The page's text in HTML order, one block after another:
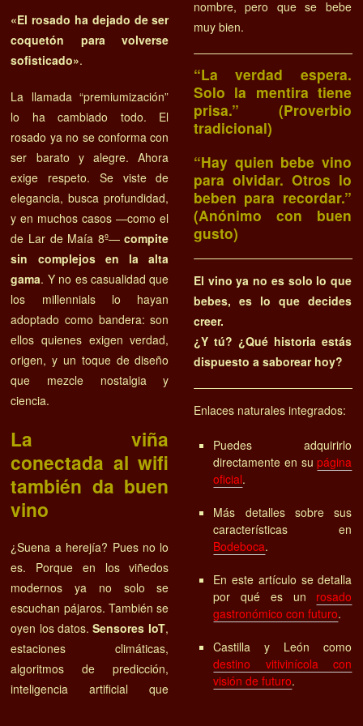
«El rosado ha dejado de ser
coquetón para volverse
sofisticado».
La llamada “premiumización”
lo ha cambiado todo. El
rosado ya no se conforma con
ser barato y alegre. Ahora
exige respeto. Se viste de
elegancia, busca profundidad,
y en muchos casos —como el
de Lar de Maía 8º—compite
sin complejos en la alta
gama. Y no es casualidad que
los millennials lo hayan
adoptado como bandera: son
ellos quienes exigen verdad,
origen, y un toque de diseño
que mezcle nostalgia y
ciencia.
La viña
conectada al wifi
también da buen
vino
¿Suena a herejía? Pues no lo
es. Porque en los viñedos
modernos ya no solo se
escuchan pájaros. También se
oyen los datos.Sensores IoT,
estaciones climáticas,
algoritmos de predicción,
inteligencia artificial que
nombre, pero que se bebe
muy bien.
“La verdad espera.
Solo la mentira tiene
prisa.” (Proverbio
tradicional)
“Hay quien bebe vino
para olvidar. Otros lo
beben para recordar.”
(Anónimo con buen
gusto)
El vino ya no es solo lo que
bebes, es lo que decides
creer.
¿Y tú? ¿Qué historia estás
dispuesto a saborear hoy?
Enlaces naturales integrados:
Puedes adquirirlo
directamente en supágina
oficial.
Más detalles sobre sus
características en
Bodeboca.
En este artículo se detalla
por qué es un rosado
gastronómico con futuro.
Castilla y León como
destino vitivinícola con
visión de futuro.